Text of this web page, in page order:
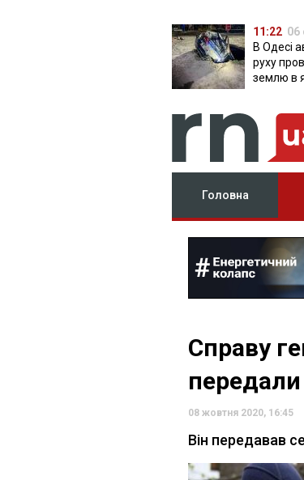
11:22 06
В Одесі
руху
землю в
Головна
Справу
08 жовтня 2020, 16:45
Він передавав